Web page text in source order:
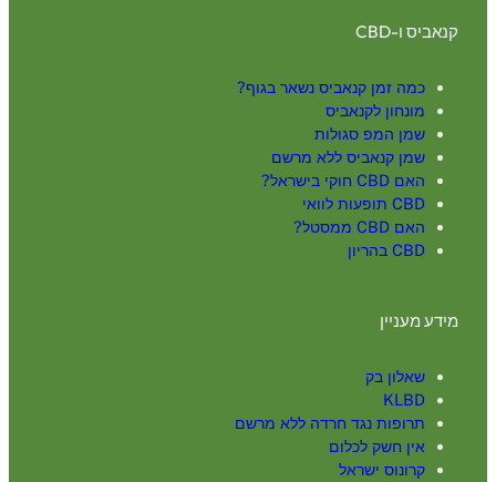
קנאביס ו-CBD
כמה זמן קנאביס נשאר בגוף?
מונחון לקנאביס
שמן המפ סגולות
שמן קנאביס ללא מרשם
האם CBD חוקי בישראל?
CBD תופעות לוואי
האם CBD ממסטל?
CBD בהריון
מידע מעניין
שאלון בק
KLBD
תרופות נגד חרדה ללא מרשם
אין חשק לכלום
קרונוס ישראל